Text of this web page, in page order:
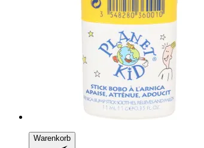
Warenkorb